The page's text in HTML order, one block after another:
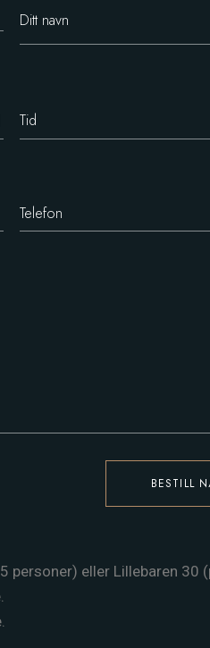
BESTILL
personer) eller Lillebaren